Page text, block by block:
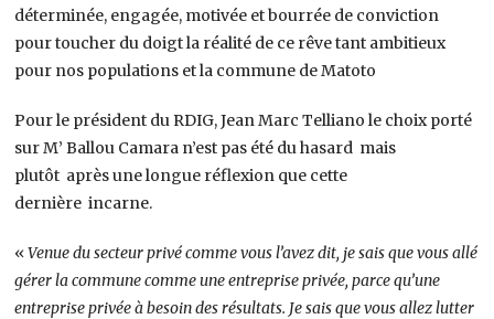
déterminée, engagée, motivée et bourrée de conviction
pour toucher du doigt la réalité de ce rêve tant ambitieux
pour nos populations et la commune de Matoto
Pour le président du RDIG, Jean Marc Telliano le choix porté
sur M’ Ballou Camara n’est pas été du hasard mais
plutôt après une longue réflexion que cette
dernière incarne.
«Venue du secteur privé comme vous l’avez dit, je sais que vous allé
gérer la commune comme une entreprise privée, parce qu’une
entreprise privée à besoin des résultats. Je sais que vous allez lutter